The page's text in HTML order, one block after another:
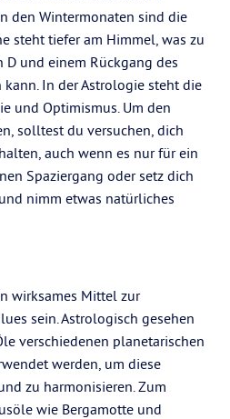
den Wintermonaten sind die
steht tiefer am Himmel, was zu
und einem Rückgang des
In der Astrologie steht die
und Optimismus. Um den
solltest du versuchen, dich
auch wenn es nur für ein
Spaziergang oder setz dich
nimm etwas natürliches
wirksames Mittel zur
sein. Astrologisch gesehen
verschiedenen planetarischen
werden, um diese
zu harmonisieren. Zum
wie Bergamotte und